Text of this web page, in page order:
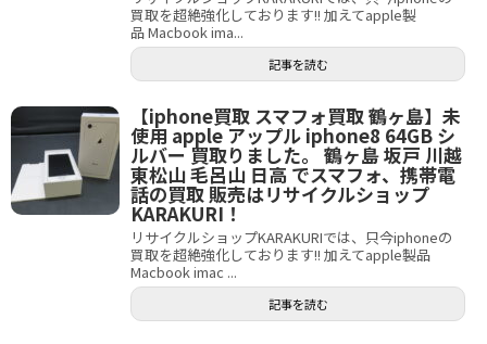
買取を超絶強化しております!! 加えてapple製
品 Macbook ima...
記事を読む
【iphone買取 スマフォ買取 鶴ヶ島】未
使用 apple アップル iphone8 64GB シ
ルバー 買取りました。 鶴ヶ島 坂戸 川越
東松山 毛呂山 日高 でスマフォ、携帯電
話の買取 販売はリサイクルショップ
KARAKURI！
リサイクルショップKARAKURIでは、只今iphoneの
買取を超絶強化しております!! 加えてapple製品
Macbook imac ...
記事を読む